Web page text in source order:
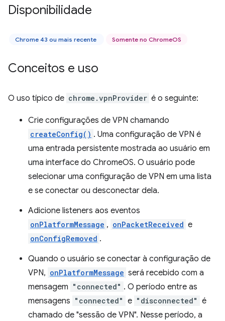
Disponibilidade
Chrome 43 ou mais recente Somente no ChromeOS
Conceitos e uso
O uso típico de chrome.vpnProvider é o seguinte:
Crie configurações de VPN chamando
createConfig() . Uma configuração de VPN é
uma entrada persistente mostrada ao usuário em
uma interface do ChromeOS. O usuário pode
selecionar uma configuração de VPN em uma lista
e se conectar ou desconectar dela.
Adicione listeners aos eventos
onPlatformMessage , onPacketReceived e
onConfigRemoved .
Quando o usuário se conectar à configuração de
VPN, onPlatformMessage será recebido com a
mensagem "connected" . O período entre as
mensagens "connected" e "disconnected" é
chamado de "sessão de VPN". Nesse período, a